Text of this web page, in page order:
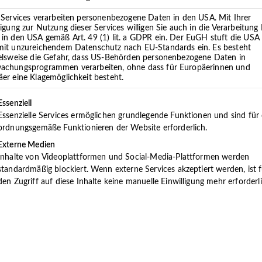
in der
Das Gesundheitsverständnis im MVZ
ein ganzheitliches, bio­psychosoziales,
ganzen familiären Umfeld sieht und
Patienten, sich angenommen und
auf der auch schwerwiegende
der Blick auf die eigenen Stärken
In Krisensituationen sind die
werden Sie unterstützen.
helfende Institutionen hinzugezogen
Ziel ist es, Ihnen Hilfe zur Selbsthilfe
Services verarbeiten personenbezogene Daten in den USA. Mit Ihrer
zur Nutzung dieser Services willigen Sie auch in die Verarbeitung
in den USA gemäß Art. 49 (1) lit. a GDPR ein. Der EuGH stuft die USA
unzureichendem Datenschutz nach EU-Standards ein. Es besteht
die Gefahr, dass US-Behörden personenbezogene Daten in
verarbeiten, ohne dass für Europäerinnen und
eine Klagemöglichkeit besteht.
eine Liste der Service-Gruppen, für die eine
Services ermöglichen grundlegende Funktionen und sind für
Funktionieren der Website erforderlich.
Medien
Inhalte von Videoplattformen und Social-Media-Plattformen werden
blockiert. Wenn externe Services akzeptiert werden, ist
Zugriff auf diese Inhalte keine manuelle Einwilligung mehr